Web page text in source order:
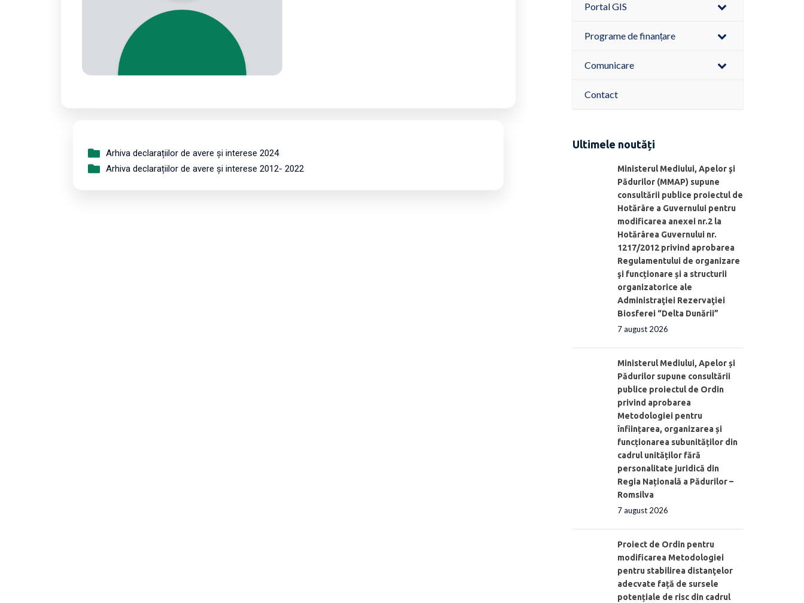
Arhiva declarațiilor de avere și interese 2024
Arhiva declarațiilor de avere și interese 2012- 2022
Portal GIS
Programe de finanțare
Comunicare
Contact
Ultimele noutăți
Ministerul Mediului, Apelor şi
Pădurilor (MMAP) supune
consultării publice proiectul de
Hotărâre a Guvernului pentru
modificarea anexei nr.2 la
Hotărârea Guvernului nr.
1217/2012 privind aprobarea
Regulamentului de organizare
şi funcționare și a structurii
organizatorice ale
Administraţiei Rezervaţiei
Biosferei “Delta Dunării”
7 august 2026
Ministerul Mediului, Apelor și
Pădurilor supune consultării
publice proiectul de Ordin
privind aprobarea
Metodologiei pentru
înființarea, organizarea și
funcționarea subunităților din
cadrul unităților fără
personalitate juridică din
Regia Națională a Pădurilor –
Romsilva
7 august 2026
Proiect de Ordin pentru
modificarea Metodologiei
pentru stabilirea distanţelor
adecvate față de sursele
potențiale de risc din cadrul